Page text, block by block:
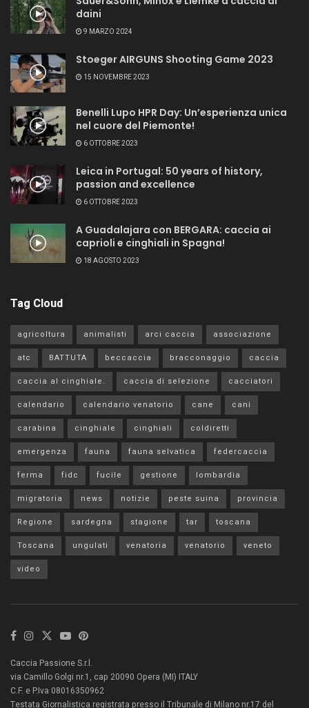
daini
9 MARZO 2024
Stoeger AIRGUNS Shooting Game 2023
15 NOVEMBRE 2023
Benelli Lupo HPR Day: Un’esperienza unica
nel cuore del Piemonte!
6 OTTOBRE 2023
Leica in Portugal: 50 years of history,
passion and excellence
6 OTTOBRE 2023
A Guadalajara con BERGARA: caccia ai
caprioli e cinghiali in Spagna!
18 AGOSTO 2023
Tag Cloud
agricoltura animalisti arci caccia
associazione
atc
BATTUTA beccaccia bracconaggio
caccia
caccia al cinghiale.
caccia di selezione
cacciatori
calendario
calendario venatorio cane
cani
carabina
cinghiale cinghiali
coldiretti
emergenza
fauna fauna selvatica
federcaccia
ferma
fidc fucile gestione
lombardia
migratoria
news notizie peste suina
provincia
Regione
sardegna stagione tar
toscana
Toscana
ungulati venatoria venatorio
veneto
video
Caccia Passione S.r.l.
via Camillo Golgi nr.1, cap 20090 Opera (MI) ITALY
C.F. e P.Iva 08016350962
Testata Giornalistica registrata presso il Tribunale di Milano nr.17 del